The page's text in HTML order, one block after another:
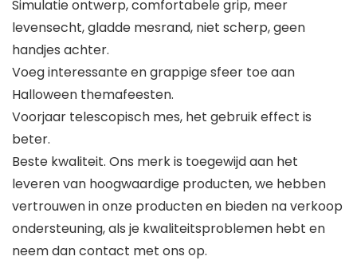
Simulatie ontwerp, comfortabele grip, meer
levensecht, gladde mesrand, niet scherp, geen
handjes achter.
Voeg interessante en grappige sfeer toe aan
Halloween themafeesten.
Voorjaar telescopisch mes, het gebruik effect is
beter.
Beste kwaliteit. Ons merk is toegewijd aan het
leveren van hoogwaardige producten, we hebben
vertrouwen in onze producten en bieden na verkoop
ondersteuning, als je kwaliteitsproblemen hebt en
neem dan contact met ons op.